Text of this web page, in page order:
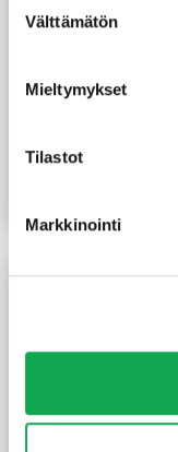
valinta
Välttämätön
Mieltymykset
Tilastot
Markkinointi
lakattu